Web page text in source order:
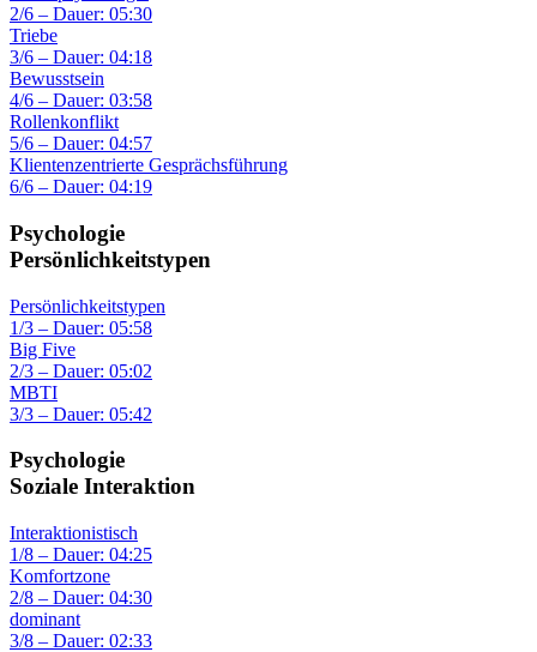
2/6 – Dauer: 05:30
Triebe
3/6 – Dauer: 04:18
Bewusstsein
4/6 – Dauer: 03:58
Rollenkonflikt
5/6 – Dauer: 04:57
Klientenzentrierte Gesprächsführung
6/6 – Dauer: 04:19
Psychologie
Persönlichkeitstypen
Persönlichkeitstypen
1/3 – Dauer: 05:58
Big Five
2/3 – Dauer: 05:02
MBTI
3/3 – Dauer: 05:42
Psychologie
Soziale Interaktion
Interaktionistisch
1/8 – Dauer: 04:25
Komfortzone
2/8 – Dauer: 04:30
dominant
3/8 – Dauer: 02:33